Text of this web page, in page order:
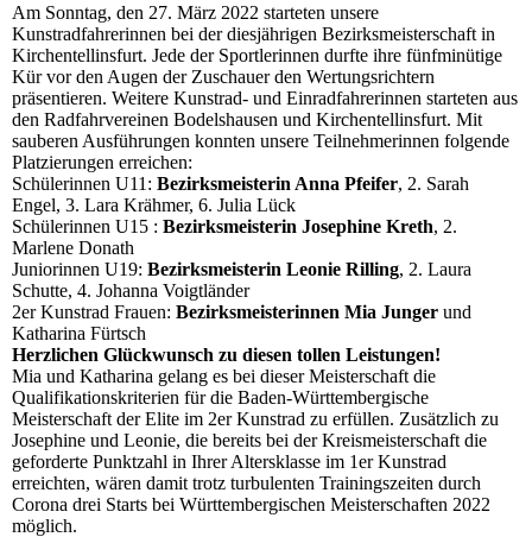
Am Sonntag, den 27. März 2022 starteten unsere
Kunstradfahrerinnen bei der diesjährigen Bezirksmeisterschaft in
Kirchentellinsfurt. Jede der Sportlerinnen durfte ihre fünfminütige
Kür vor den Augen der Zuschauer den Wertungsrichtern
präsentieren. Weitere Kunstrad- und Einradfahrerinnen starteten aus
den Radfahrvereinen Bodelshausen und Kirchentellinsfurt. Mit
sauberen Ausführungen konnten unsere Teilnehmerinnen folgende
Platzierungen erreichen:
Schülerinnen U11: Bezirksmeisterin Anna Pfeifer, 2. Sarah
Engel, 3. Lara Krähmer, 6. Julia Lück
Schülerinnen U15 : Bezirksmeisterin Josephine Kreth, 2.
Marlene Donath
Juniorinnen U19: Bezirksmeisterin Leonie Rilling, 2. Laura
Schutte, 4. Johanna Voigtländer
2er Kunstrad Frauen: Bezirksmeisterinnen Mia Junger und
Katharina Fürtsch
Herzlichen Glückwunsch zu diesen tollen Leistungen!
Mia und Katharina gelang es bei dieser Meisterschaft die
Qualifikationskriterien für die Baden-Württembergische
Meisterschaft der Elite im 2er Kunstrad zu erfüllen. Zusätzlich zu
Josephine und Leonie, die bereits bei der Kreismeisterschaft die
geforderte Punktzahl in Ihrer Altersklasse im 1er Kunstrad
erreichten, wären damit trotz turbulenten Trainingszeiten durch
Corona drei Starts bei Württembergischen Meisterschaften 2022
möglich.